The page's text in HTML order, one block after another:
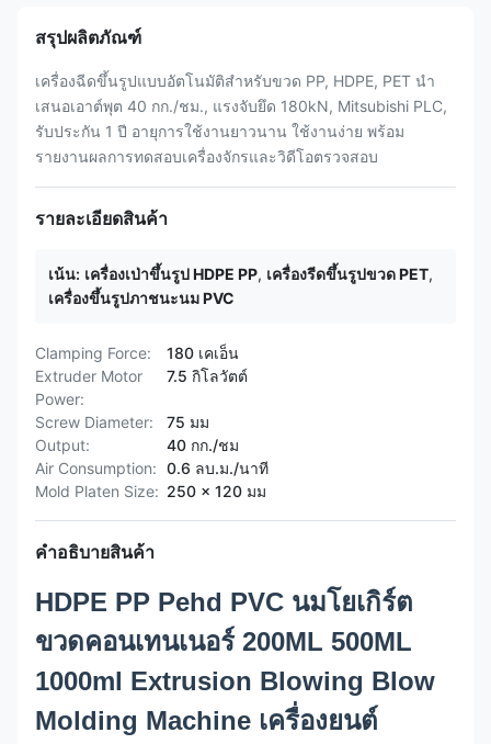
สรุปผลิตภัณฑ์
เครื่องฉีดขึ้นรูปแบบอัตโนมัติสำหรับขวด PP, HDPE, PET นำ
เสนอเอาต์พุต 40 กก./ชม., แรงจับยึด 180kN, Mitsubishi PLC,
รับประกัน 1 ปี อายุการใช้งานยาวนาน ใช้งานง่าย พร้อม
รายงานผลการทดสอบเครื่องจักรและวิดีโอตรวจสอบ
รายละเอียดสินค้า
เน้น: เครื่องเป่าขึ้นรูป HDPE PP, เครื่องรีดขึ้นรูปขวด PET,
เครื่องขึ้นรูปภาชนะนม PVC
Clamping Force:
180 เคเอ็น
Extruder Motor
Power:
7.5 กิโลวัตต์
Screw Diameter:
75 มม
Output:
40 กก./ชม
Air Consumption: 0.6 ลบ.ม./นาที
Mold Platen Size: 250 x 120 มม
คำอธิบายสินค้า
HDPE PP Pehd PVC นมโยเกิร์ต
ขวดคอนเทนเนอร์ 200ML 500ML
1000ml Extrusion Blowing Blow
Molding Machine เครื่องยนต์